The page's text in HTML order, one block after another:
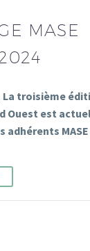
MASE
troisième
Ouest est
adhérents